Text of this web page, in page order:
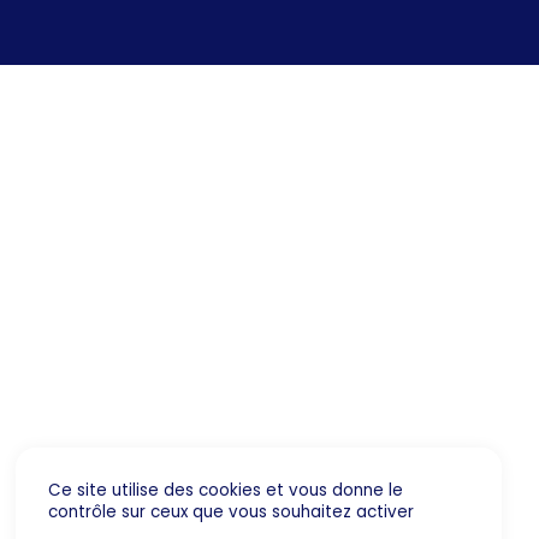
Ce site utilise des cookies et vous donne le
contrôle sur ceux que vous souhaitez activer